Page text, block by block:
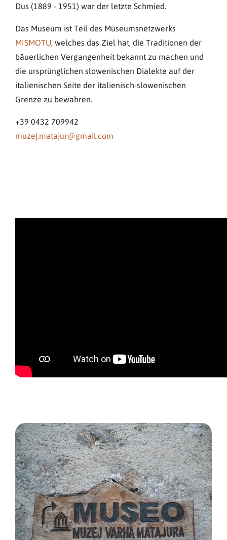
Dus (1889 - 1951) war der letzte Schmied.
Das Museum ist Teil des Museumsnetzwerks
MISMOTU, welches das Ziel hat, die Traditionen der
bäuerlichen Vergangenheit bekannt zu machen und
die ursprünglichen slowenischen Dialekte auf der
italienischen Seite der italienisch-slowenischen
Grenze zu bewahren.
+39 0432 709942
muzej.matajur@gmail.com